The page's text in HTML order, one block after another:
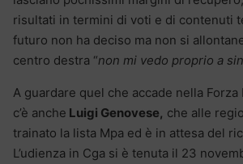
risultati in termini di voti e di contenuti
futuro non ha deciso ma non si
centro destra “non mi vedo proprio a
A guardare quel che accade nella Forza
c’è anche Luigi Genovese, che alle
trainato la lista Mpa ed è in attesa del
L’udienza in Cga si è tenuta il 23